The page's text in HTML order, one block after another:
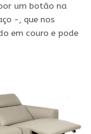
um botão na
-, que nos
em couro e pode